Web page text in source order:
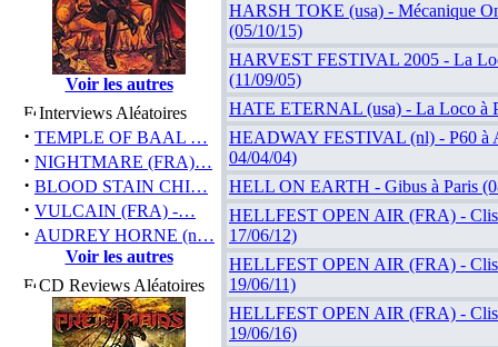
Voir les autres
Interviews Aléatoires
· TEMPLE OF BAAL …
· NIGHTMARE (FRA)…
· BLOOD STAIN CHI…
· VULCAIN (FRA) -…
· AUDREY HORNE (n…
Voir les autres
CD Reviews Aléatoires
HARSH TOKE (usa) - Mécanique
(05/10/15)
HARVEST FESTIVAL 2005 - La
(11/09/05)
HATE ETERNAL (usa) - La Loco à
HEADWAY FESTIVAL (nl) - P60 à
04/04/04)
HELL ON EARTH - Gibus à Paris
HELLFEST OPEN AIR (FRA) -
17/06/12)
HELLFEST OPEN AIR (FRA) -
19/06/11)
HELLFEST OPEN AIR (FRA) -
19/06/16)